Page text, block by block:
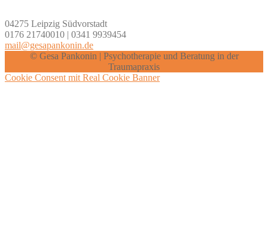
04275 Leipzig Südvorstadt
0176 21740010 | 0341 9939454
mail@gesapankonin.de
© Gesa Pankonin | Psychotherapie und Beratung in der
Traumapraxis
Cookie Consent mit Real Cookie Banner